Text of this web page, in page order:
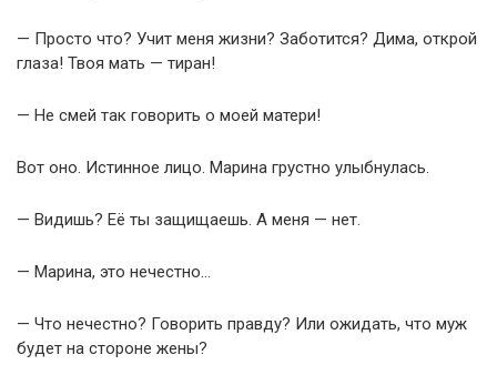
— Просто что? Учит меня жизни? Заботится? Дима, открой
глаза! Твоя мать — тиран!
— Не смей так говорить о моей матери!
Вот оно. Истинное лицо. Марина грустно улыбнулась.
— Видишь? Её ты защищаешь. А меня — нет.
— Марина, это нечестно…
— Что нечестно? Говорить правду? Или ожидать, что муж
будет на стороне жены?